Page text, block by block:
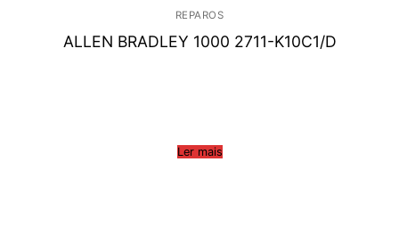
REPAROS
ALLEN BRADLEY 1000 2711-K10C1/D
Ler mais